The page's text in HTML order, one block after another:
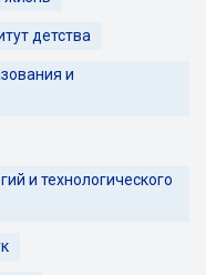
детства
и
и технологического